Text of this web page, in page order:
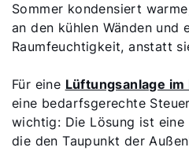
Sommer kondensiert
an den kühlen Wänden und
Raumfeuchtigkeit, anstatt
Für eine Lüftungsanlage im
eine bedarfsgerechte
wichtig: Die Lösung ist eine
die den Taupunkt der